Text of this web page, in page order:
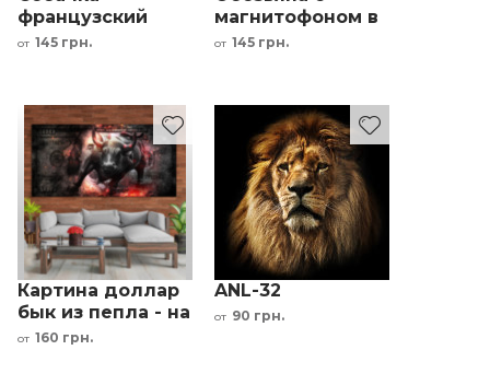
французский
бульдог в
фоне
от 145 грн.
магнитофоном в
стиле граффити
от 145 грн.
Картина доллар
бык из пепла - на
стену с деньгами
от 160 грн.
ANL-32
от 90 грн.